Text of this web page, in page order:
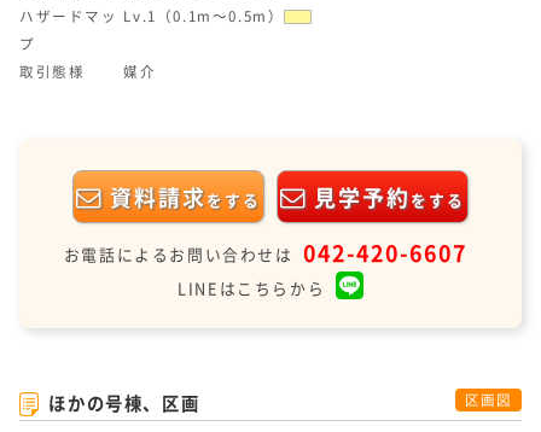
ハザードマッ
プ
Lv.1（0.1m～0.5m）
取引態様 媒介
資料請求をする 見学予約をする
お電話によるお問い合わせは 042-420-6607
LINEはこちらから
ほかの号棟、区画 区画図